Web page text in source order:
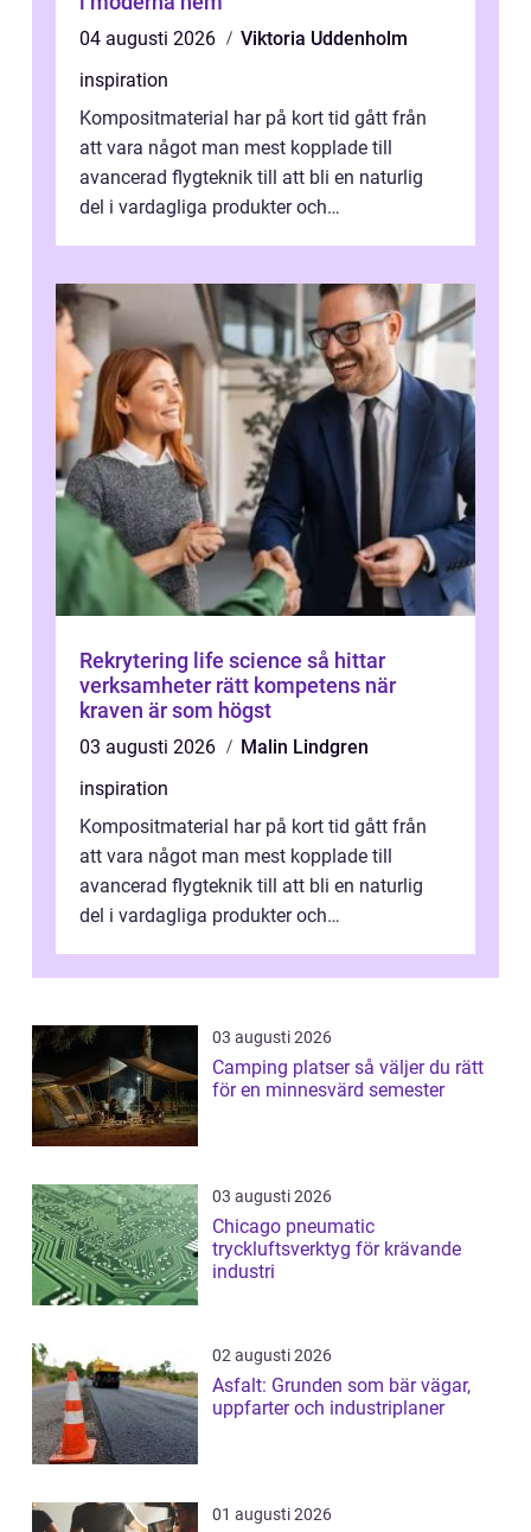
04 augusti 2026
Viktoria Uddenholm
inspiration
Kompositmaterial har på kort tid gått från
att vara något man mest kopplade till
avancerad flygteknik till att bli en naturlig
del i vardagliga produkter och
Rekrytering life science så hittar
verksamheter rätt kompetens när
kraven är som högst
03 augusti 2026
Malin Lindgren
inspiration
Kompositmaterial har på kort tid gått från
att vara något man mest kopplade till
avancerad flygteknik till att bli en naturlig
del i vardagliga produkter och
03 augusti 2026
Camping platser så väljer du rätt
för en minnesvärd semester
03 augusti 2026
Chicago pneumatic
tryckluftsverktyg för krävande
industri
02 augusti 2026
Asfalt: Grunden som bär vägar,
uppfarter och industriplaner
01 augusti 2026